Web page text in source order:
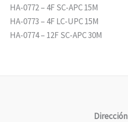
HA-0772 – 4F SC-APC 15M
HA-0773 – 4F LC-UPC 15M
HA-0774 – 12F SC-APC 30M
Dirección